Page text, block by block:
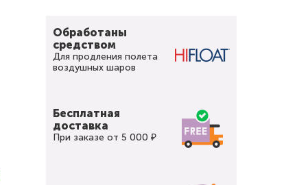
Обработаны
средством
Для продления полета
воздушных шаров
Бесплатная
доставка
При заказе от 5 000 ₽